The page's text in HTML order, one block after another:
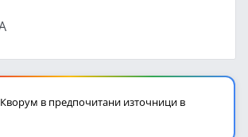
в предпочитани източници в